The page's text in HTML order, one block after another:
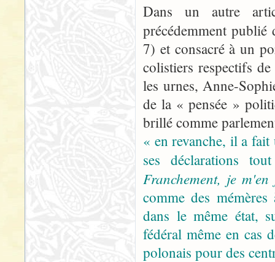
Dans un autre
précédemment
7) et consacré à un
colistiers respectifs
les urnes, Anne-
de la « pensée »
brillé comme
« en revanche, il a
ses déclarations
Franchement, je
comme des
dans le même état,
fédéral même en cas
polonais pour des